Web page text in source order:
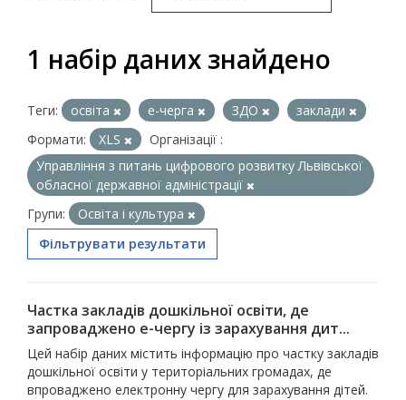
1 набір даних знайдено
Теги: освіта е-черга ЗДО
заклади
Формати:
XLS
Організації :
Управління з питань цифрового розвитку Львівської
обласної державної адміністрації
Групи:
Освіта і культура
Фільтрувати результати
Частка закладів дошкільної освіти, де
запроваджено е-чергу із зарахування дит...
Цей набір даних містить інформацію про частку закладів
дошкільної освіти у територіальних громадах, де
впроваджено електронну чергу для зарахування дітей.